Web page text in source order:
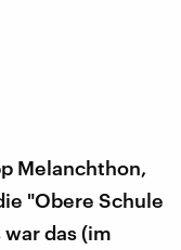
Melanchthon,
"Obere Schule
das (im